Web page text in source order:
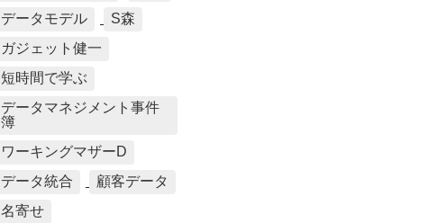
データモデル
S森
ガジェット健一
短時間で学ぶ
データマネジメント事件
簿
ワーキングマザーD
データ統合
顧客データ
名寄せ